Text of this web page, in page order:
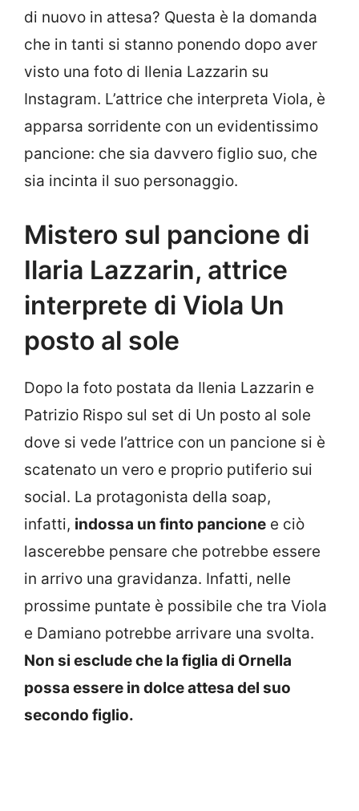
di nuovo in attesa? Questa è la domanda
che in tanti si stanno ponendo dopo aver
visto una foto di Ilenia Lazzarin su
Instagram. L’attrice che interpreta Viola, è
apparsa sorridente con un evidentissimo
pancione: che sia davvero figlio suo, che
sia incinta il suo personaggio.
Mistero sul pancione di
Ilaria Lazzarin, attrice
interprete di Viola Un
posto al sole
Dopo la foto postata da Ilenia Lazzarin e
Patrizio Rispo sul set di Un posto al sole
dove si vede l’attrice con un pancione si è
scatenato un vero e proprio putiferio sui
social. La protagonista della soap,
infatti, indossa un finto pancione e ciò
lascerebbe pensare che potrebbe essere
in arrivo una gravidanza. Infatti, nelle
prossime puntate è possibile che tra Viola
e Damiano potrebbe arrivare una svolta.
Non si esclude che la figlia di Ornella
possa essere in dolce attesa del suo
secondo figlio.